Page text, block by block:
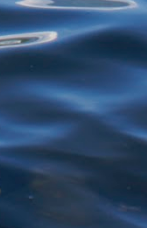
restos de alimentos para reciclagem, por
exemplo - estão proibidos de exercer
atividades de garimpagem. De acor...